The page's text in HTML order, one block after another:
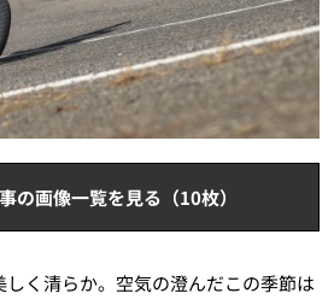
の画像一覧を見る（10枚）
く清らか。空気の澄んだこの季節は